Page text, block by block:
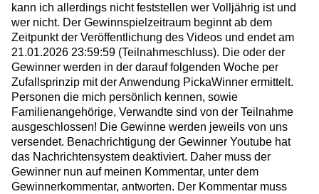
kann ich allerdings nicht feststellen wer Volljährig ist und
wer nicht. Der Gewinnspielzeitraum beginnt ab dem
Zeitpunkt der Veröffentlichung des Videos und endet am
21.01.2026 23:59:59 (Teilnahmeschluss). Die oder der
Gewinner werden in der darauf folgenden Woche per
Zufallsprinzip mit der Anwendung PickaWinner ermittelt.
Personen die mich persönlich kennen, sowie
Familienangehörige, Verwandte sind von der Teilnahme
ausgeschlossen! Die Gewinne werden jeweils von uns
versendet. Benachrichtigung der Gewinner Youtube hat
das Nachrichtensystem deaktiviert. Daher muss der
Gewinner nun auf meinen Kommentar, unter dem
Gewinnerkommentar, antworten. Der Kommentar muss